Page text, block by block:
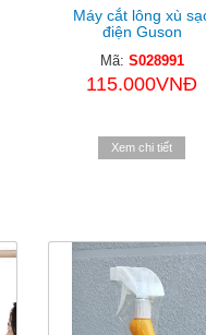
Máy cắt lông xù
điện Guson
Mã: S028991
115.000VNĐ
Xem chi tiết